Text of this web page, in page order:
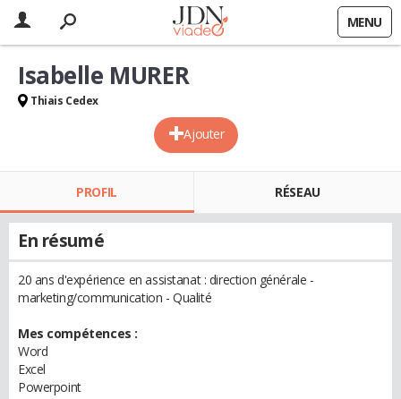
MENU
Ajouter
Isabelle MURER
Thiais Cedex
PROFIL RÉSEAU
En résumé
20 ans d'expérience en assistanat : direction générale -
marketing/communication - Qualité
Mes compétences :
Word
Excel
Powerpoint